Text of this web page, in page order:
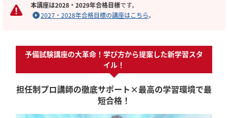
本講座は2028・2029年合格目標です。
2027・2028年合格目標の講座はこちら。
予備試験講座の大革命！学び方から提案した新学習スタ
イル！
担任制プロ講師の徹底サポート×最高の学習環境で最
短合格！